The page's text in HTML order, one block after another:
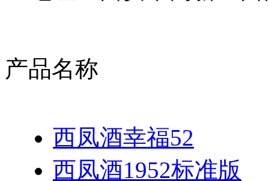
产品名称
西凤酒幸福52
西凤酒1952标准版